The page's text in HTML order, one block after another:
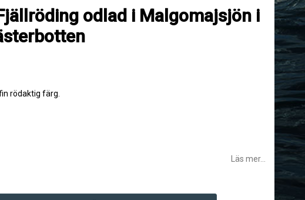
odlad i Malgomajsjön i
rödaktig färg.
Läs mer...